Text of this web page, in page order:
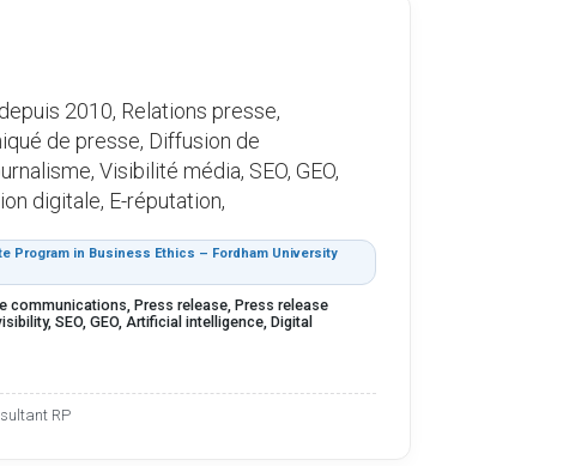
2010, Relations presse,
de presse, Diffusion de
Visibilité média, SEO, GEO,
digitale, E-réputation,
Program in Business Ethics – Fordham University
communications, Press release, Press release
SEO, GEO, Artificial intelligence, Digital
RP